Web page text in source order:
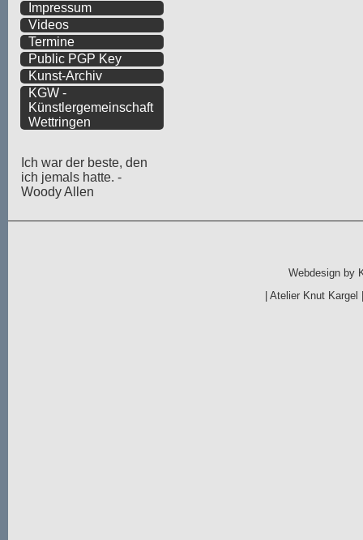
Impressum
Videos
Termine
Public PGP Key
Kunst-Archiv
KGW -
Künstlergemeinschaft
Wettringen
Ich war der beste, den
ich jemals hatte. -
Woody Allen
Webdesign by
|Atelier Knut Kargel